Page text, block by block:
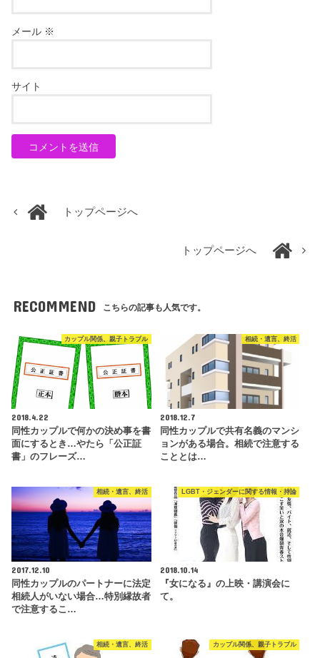
メール ※
サイト
トップページへ
トップページへ
RECOMMEND こちらの記事も人気です。
カップル関係、親子トラブル
2018.4.22
同性カップルで何かの決め事を書
面にするとき…やたら「公正証
書」のフレーズ…
相続・遺言、終活
2018.12.7
同性カップルで共有名義のマンシ
ョンがある場合。相続で注意する
こととは…
相続・遺言、終活
2017.12.10
同性カップルのパートナーに法定
相続人がいない場合…特別縁故者
で注意するこ…
LGBT・ジェンダーに関する情報・持論
2018.10.14
『女になる』の上映・講演会に
て。
相続・遺言、終活 カップル関係、親子トラブル